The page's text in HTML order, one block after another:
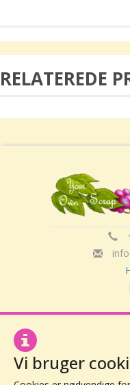
RELATEREDE
Vi bruger